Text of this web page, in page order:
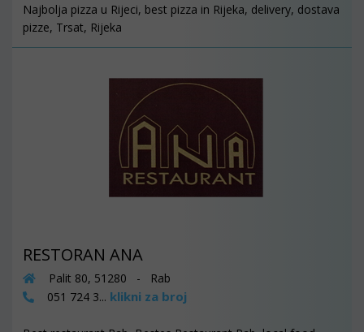
Najbolja pizza u Rijeci, best pizza in Rijeka, delivery, dostava
pizze, Trsat, Rijeka
RESTORAN ANA
Palit 80, 51280 - Rab
051 724 3... klikni za broj